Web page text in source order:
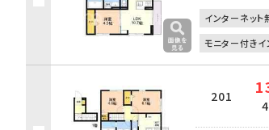
インターネット
モニター付き
201